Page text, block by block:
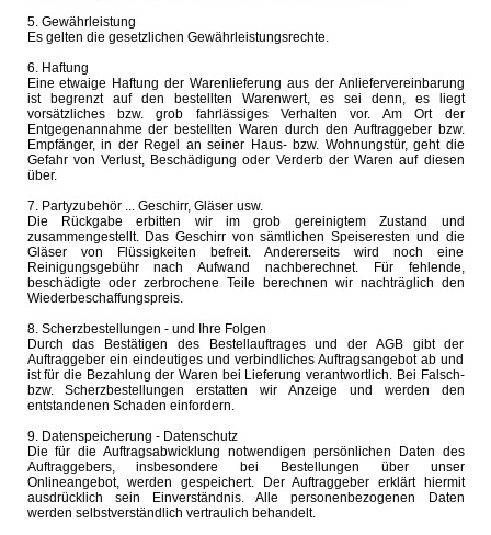
5. Gewährleistung
Es gelten die gesetzlichen Gewährleistungsrechte.
6. Haftung
Eine etwaige Haftung der Warenlieferung aus der Anliefervereinbarung
ist begrenzt auf den bestellten Warenwert, es sei denn, es liegt
vorsätzliches bzw. grob fahrlässiges Verhalten vor. Am Ort der
Entgegenannahme der bestellten Waren durch den Auftraggeber bzw.
Empfänger, in der Regel an seiner Haus- bzw. Wohnungstür, geht die
Gefahr von Verlust, Beschädigung oder Verderb der Waren auf diesen
über.
7. Partyzubehör ... Geschirr, Gläser usw.
Die Rückgabe erbitten wir im grob gereinigtem Zustand und
zusammengestellt. Das Geschirr von sämtlichen Speiseresten und die
Gläser von Flüssigkeiten befreit. Andererseits wird noch eine
Reinigungsgebühr nach Aufwand nachberechnet. Für fehlende,
beschädigte oder zerbrochene Teile berechnen wir nachträglich den
Wiederbeschaffungspreis.
8. Scherzbestellungen - und Ihre Folgen
Durch das Bestätigen des Bestellauftrages und der AGB gibt der
Auftraggeber ein eindeutiges und verbindliches Auftragsangebot ab und
ist für die Bezahlung der Waren bei Lieferung verantwortlich. Bei Falsch-
bzw. Scherzbestellungen erstatten wir Anzeige und werden den
entstandenen Schaden einfordern.
9. Datenspeicherung - Datenschutz
Die für die Auftragsabwicklung notwendigen persönlichen Daten des
Auftraggebers, insbesondere bei Bestellungen über unser
Onlineangebot, werden gespeichert. Der Auftraggeber erklärt hiermit
ausdrücklich sein Einverständnis. Alle personenbezogenen Daten
werden selbstverständlich vertraulich behandelt.